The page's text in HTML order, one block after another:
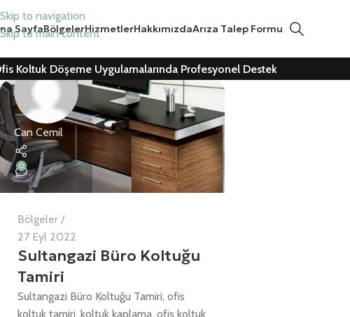
Skip to navigation
Skip to main content
SayfaBölgelerHizmetlerHakkımızdaArıza Talep Formu
Koltuk Döşeme Uygulamalarında Profesyonel Destek
Can Cemil
0
Bölgeler
27 Eyl 2022
Sultangazi Büro Koltuğu
Tamiri
Sultangazi Büro Koltuğu Tamiri, ofis
koltuk tamiri, koltuk kaplama, ofis koltuk